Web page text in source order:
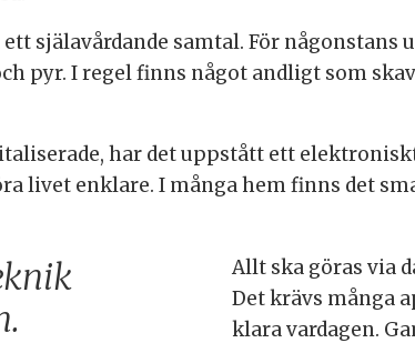
själavårdande samtal. För någonstans
pyr. I regel finns något andligt som
har det uppstått ett
livet enklare. I många hem finns det
Allt ska göras via
Det krävs många
klara vardagen.